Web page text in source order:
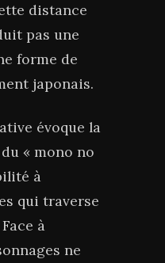
distance
pas une
forme de
japonais.
évoque la
« mono no
à
qui traverse
à
ne